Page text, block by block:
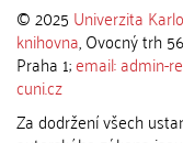
© 2025 Univerzita
knihovna, Ovocný trh
Praha 1;email: admin-
cuni.cz
Za dodržení všech